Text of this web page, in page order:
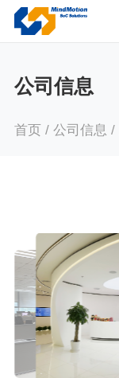
公司信息
首页 / 公司信息 /